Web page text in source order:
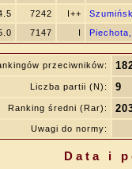
7242 I++
7147 I Piechota,
przeciwników:
Liczba partii (N): 9
Ranking średni (Rar):
Uwagi do normy:
Data i